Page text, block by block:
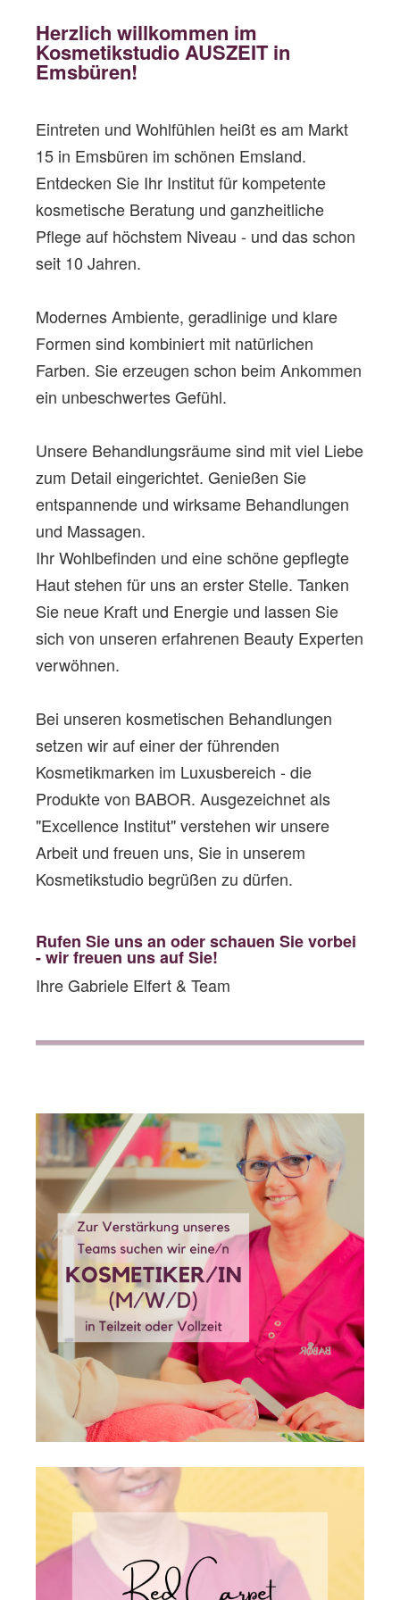
Herzlich willkommen im
Kosmetikstudio AUSZEIT in
Emsbüren!
Eintreten und Wohlfühlen heißt es am Markt
15 in Emsbüren im schönen Emsland.
Entdecken Sie Ihr Institut für kompetente
kosmetische Beratung und ganzheitliche
Pflege auf höchstem Niveau - und das schon
seit 10 Jahren.
Modernes Ambiente, geradlinige und klare
Formen sind kombiniert mit natürlichen
Farben. Sie erzeugen schon beim Ankommen
ein unbeschwertes Gefühl.
Unsere Behandlungsräume sind mit viel Liebe
zum Detail eingerichtet. Genießen Sie
entspannende und wirksame Behandlungen
und Massagen.
Ihr Wohlbefinden und eine schöne gepflegte
Haut stehen für uns an erster Stelle. Tanken
Sie neue Kraft und Energie und lassen Sie
sich von unseren erfahrenen Beauty Experten
verwöhnen.
Bei unseren kosmetischen Behandlungen
setzen wir auf einer der führenden
Kosmetikmarken im Luxusbereich - die
Produkte von BABOR. Ausgezeichnet als
"Excellence Institut" verstehen wir unsere
Arbeit und freuen uns, Sie in unserem
Kosmetikstudio begrüßen zu dürfen.
Rufen Sie uns an oder schauen Sie vorbei
- wir freuen uns auf Sie!
Ihre Gabriele Elfert & Team